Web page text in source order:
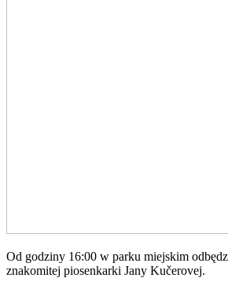
Od godziny 16:00 w parku miejskim
znakomitej piosenkarki Jany Kučerovej.